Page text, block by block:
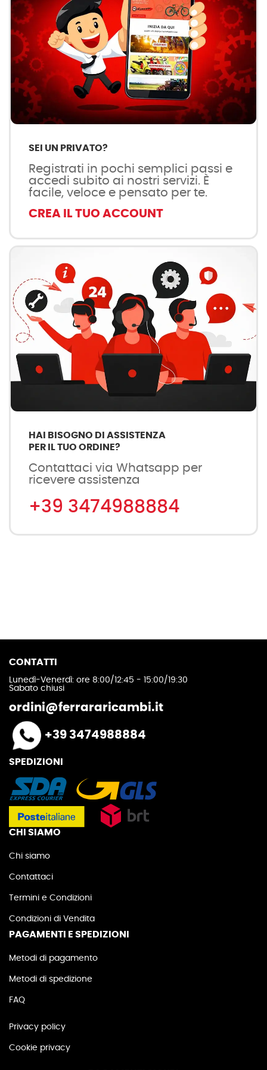
SEI UN PRIVATO?
Registrati in pochi semplici passi e
accedi subito ai nostri servizi. È
facile, veloce e pensato per te.
CREA IL TUO ACCOUNT
HAI BISOGNO DI ASSISTENZA
PER IL TUO ORDINE?
Contattaci via Whatsapp per
ricevere assistenza
+39 3474988884
CONTATTI
Lunedì-Venerdì: ore 8:00/12:45 - 15:00/19:30
Sabato chiusi
ordini@ferrararicambi.it
+39 3474988884
SPEDIZIONI
CHI SIAMO
Chi siamo
Contattaci
Termini e Condizioni
Condizioni di Vendita
PAGAMENTI E SPEDIZIONI
Metodi di pagamento
Metodi di spedizione
FAQ
Privacy policy
Cookie privacy